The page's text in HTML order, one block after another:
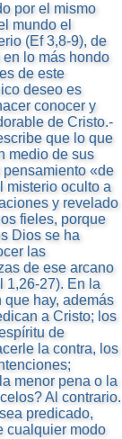
por el mismo
mundo el
(Ef 3,8-9), de
lo más hondo
de este
deseo es
conocer y
de Cristo.-
que lo que
medio de sus
«de
misterio oculto a
y revelado
fieles, porque
Dios se ha
las
de ese arcano
1,26-27). En la
hay, además
a Cristo; los
de
la contra, los
menor pena o la
Al contrario.
predicado,
cualquier modo